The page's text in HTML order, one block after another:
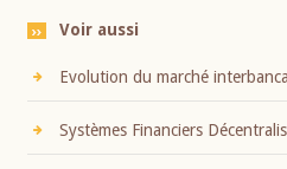
Voir aussi
Evolution du marché
Systèmes Financiers